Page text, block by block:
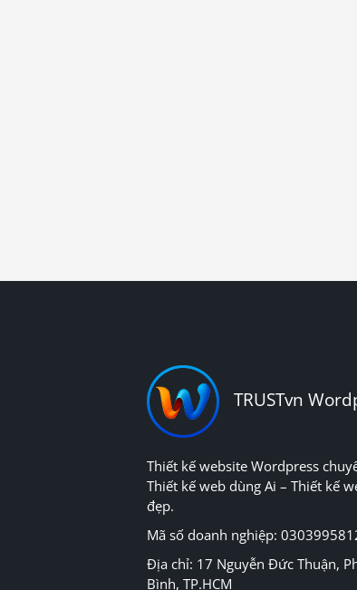
TRUSTvn
Thiết kế website Wordpress
Thiết kế web dùng Ai – Thiết kế
đẹp.
Mã số doanh nghiệp:
Địa chỉ: 17 Nguyễn Đức Thuận,
Bình, TP.HCM